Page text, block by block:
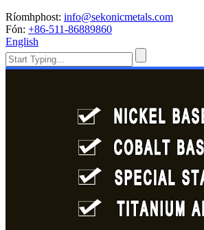
Ríomhphost: info@sekonicmetals.com
Fón: +86-511-86889860
English